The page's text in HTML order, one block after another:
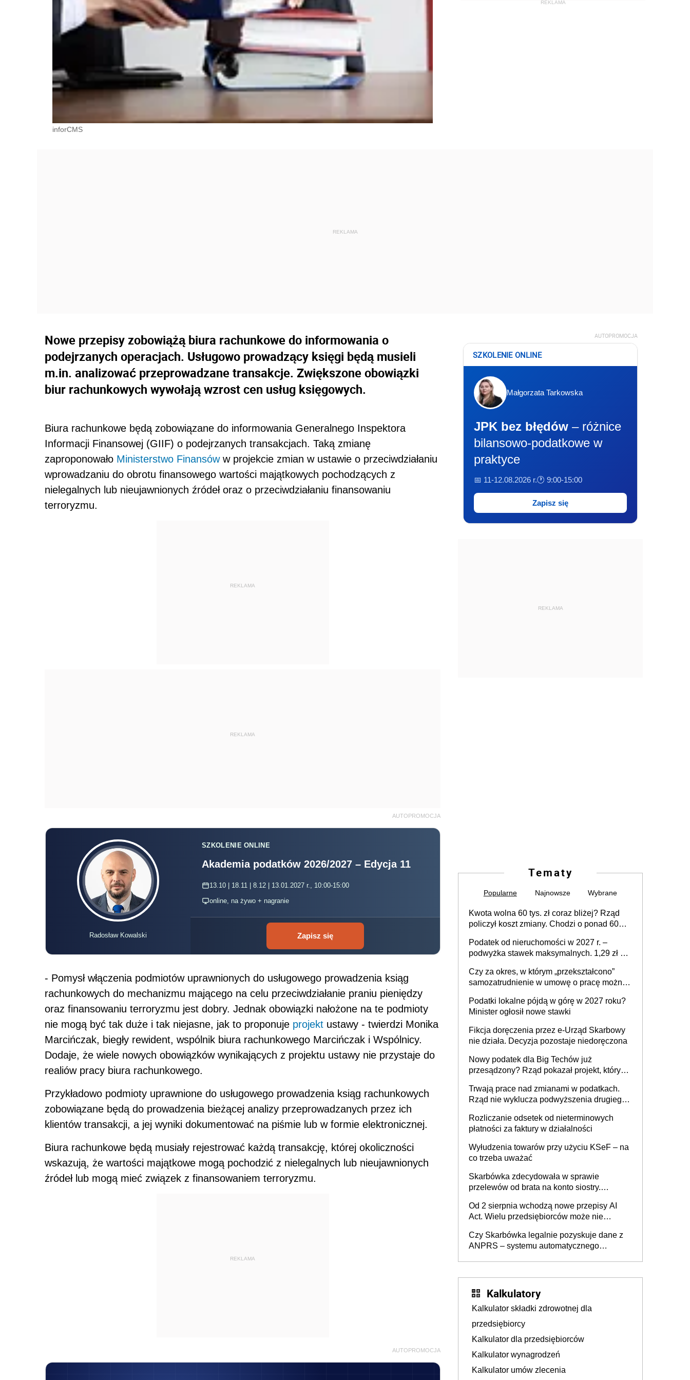
inforCMS
Nowe przepisy zobowiążą biura rachunkowe do informowania o
podejrzanych operacjach. Usługowo prowadzący księgi będą musieli
m.in. analizować przeprowadzane transakcje. Zwiększone obowiązki
biur rachunkowych wywołają wzrost cen usług księgowych.
Biura rachunkowe będą zobowiązane do informowania Generalnego Inspektora
Informacji Finansowej (GIIF) o podejrzanych transakcjach. Taką zmianę
zaproponowało Ministerstwo Finansóww projekcie zmian w ustawie o przeciwdziałaniu
wprowadzaniu do obrotu finansowego wartości majątkowych pochodzących z
nielegalnych lub nieujawnionych źródeł oraz o przeciwdziałaniu finansowaniu
terroryzmu.
REKLAMA
REKLAMA
AUTOPROMOCJA
Radosław Kowalski
SZKOLENIE ONLINE
Akademia podatków 2026/2027 – Edycja 11
13.10 | 18.11 | 8.12 | 13.01.2027 r., 10:00-15:00
online, na żywo + nagranie
Zapisz się
- Pomysł włączenia podmiotów uprawnionych do usługowego prowadzenia ksiąg
rachunkowych do mechanizmu mającego na celu przeciwdziałanie praniu pieniędzy
oraz finansowaniu terroryzmu jest dobry. Jednak obowiązki nałożone na te podmioty
nie mogą być tak duże i tak niejasne, jak to proponuje projekt ustawy - twierdzi Monika
Marcińczak, biegły rewident, wspólnik biura rachunkowego Marcińczak i Wspólnicy.
Dodaje, że wiele nowych obowiązków wynikających z projektu ustawy nie przystaje do
realiów pracy biura rachunkowego.
Przykładowo podmioty uprawnione do usługowego prowadzenia ksiąg rachunkowych
zobowiązane będą do prowadzenia bieżącej analizy przeprowadzanych przez ich
klientów transakcji, a jej wyniki dokumentować na piśmie lub w formie elektronicznej.
Biura rachunkowe będą musiały rejestrować każdą transakcję, której okoliczności
wskazują, że wartości majątkowe mogą pochodzić z nielegalnych lub nieujawnionych
źródeł lub mogą mieć związek z finansowaniem terroryzmu.
REKLAMA
AUTOPROMOCJA
AUTOPROMOCJA
SZKOLENIE ONLINE
Małgorzata Tarkowska
JPK bez błędów – różnice
bilansowo-podatkowe w
praktyce
📅 11-12.08.2026 r.🕐 9:00-15:00
Zapisz się
REKLAMA
Tematy
Popularne Najnowsze Wybrane
Kwota wolna 60 tys. zł coraz bliżej? Rząd
policzył koszt zmiany. Chodzi o ponad 60
Podatek od nieruchomości w 2027 r. –
podwyżka stawek maksymalnych. 1,29 zł za
budynków i lokali związanych z
prowadzeniem działalności gospodarczej
Czy za okres, w którym „przekształcono”
samozatrudnienie w umowę o pracę można
umowy cywilnoprawnej jedynym
racjonalnym wyjściem
Podatki lokalne pójdą w górę w 2027 roku?
Minister ogłosił nowe stawki
Fikcja doręczenia przez e-Urząd Skarbowy
nie działa. Decyzja pozostaje niedoręczona
Nowy podatek dla Big Techów już
przesądzony? Rząd pokazał projekt, który
Trwają prace nad zmianami w podatkach.
Rząd nie wyklucza podwyższenia drugiego
Rozliczanie odsetek od nieterminowych
płatności za faktury w działalności
Wyłudzenia towarów przy użyciu KSeF – na
co trzeba uważać
Skarbówka zdecydowała w sprawie
przelewów od brata na konto siostry.
darowizna, ale podatku jednak nie będzie
Od 2 sierpnia wchodzą nowe przepisy AI
Act. Wielu przedsiębiorców może nie
Czy Skarbówka legalnie pozyskuje dane z
ANPRS – systemu automatycznego
Kalkulatory
Kalkulator składki zdrowotnej dla
przedsiębiorcy
Kalkulator dla przedsiębiorców
Kalkulator wynagrodzeń
Kalkulator umów zlecenia